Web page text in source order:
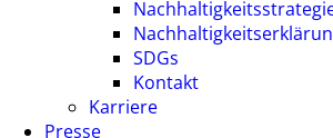
SDGs
Kontakt
Karriere
Presse